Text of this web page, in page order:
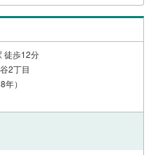
のについては現在の賃料等
等のものについては、周辺の
想定して表示しています。
徒歩12分
2丁目
）